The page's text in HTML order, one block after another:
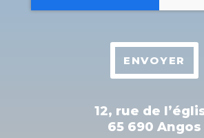
ENVOYER
12, rue de
65 690 Angos